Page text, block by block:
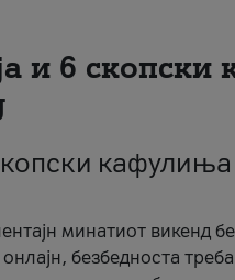
и 6 скопски
кафулиња
минатиот викенд
безбедноста